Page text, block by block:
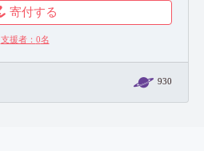
寄付する
支援者： 0名
930